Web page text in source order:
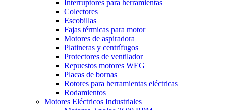
Interruptores para herramientas
Colectores
Escobillas
Fajas térmicas para motor
Motores de aspiradora
Platineras y centrífugos
Protectores de ventilador
Repuestos motores WEG
Placas de bornas
Rotores para herramientas eléctricas
Rodamientos
Motores Eléctricos Industriales